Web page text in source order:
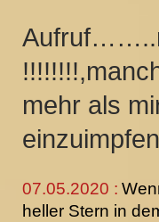
mehr als
07.05.2020 :
heller Stern in